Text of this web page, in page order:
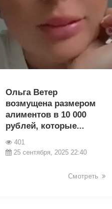
Ольга Ветер
возмущена размером
алиментов в 10 000
рублей, которые...
401
25 сентября, 2025 22:40
Смотреть